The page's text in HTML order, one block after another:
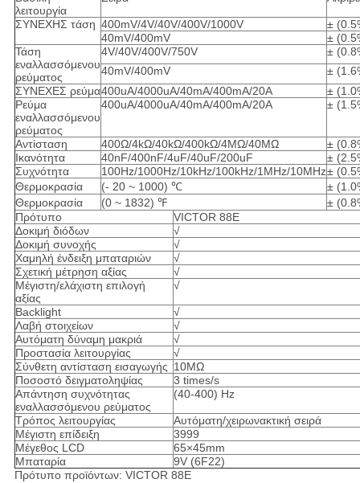
λειτουργία
ΣΥΝΕΧΗΣ τάση 400mV/4V/40V/400V/1000V
±
40mV/400mV
±
Τάση
εναλλασσόμενου
ρεύματος
4V/40V/400V/750V
±
40mV/400mV
±
ΣΥΝΕΧΕΣ ρεύμα400uA/4000uA/40mA/400mA/20A
±
Ρεύμα
εναλλασσόμενου
ρεύματος
400uA/4000uA/40mA/400mA/20A ±
Αντίσταση 400Ω/4kΩ/40kΩ/400kΩ/4MΩ/40MΩ
±
Ικανότητα
40nF/400nF/4uF/40uF/200uF
±
Συχνότητα
100Hz/1000Hz/10kHz/100kHz/1MHz/10MHz±
Θερμοκρασία
(- 20 ~ 1000) ℃
±
Θερμοκρασία
(0 ~ 1832) ℉
±
Πρότυπο
VICTOR 88E
Δοκιμή διόδων
√
Δοκιμή συνοχής
√
Χαμηλή ένδειξη μπαταριών
√
Σχετική μέτρηση αξίας
√
Μέγιστη/ελάχιστη επιλογή
αξίας
√
Backlight
√
Λαβή στοιχείων
√
Αυτόματη δύναμη μακριά
√
Προστασία λειτουργίας
√
Σύνθετη αντίσταση εισαγωγής 10MΩ
Ποσοστό δειγματοληψίας
3 times/s
Απάντηση συχνότητας
εναλλασσόμενου ρεύματος
(40-400) Hz
Τρόπος λειτουργίας
Αυτόματη/χειρωνακτική σειρά
Μέγιστη επίδειξη
3999
Μέγεθος LCD
65×45mm
Μπαταρία
9V (6F22)
Πρότυπο προϊόντων: VICTOR 88E